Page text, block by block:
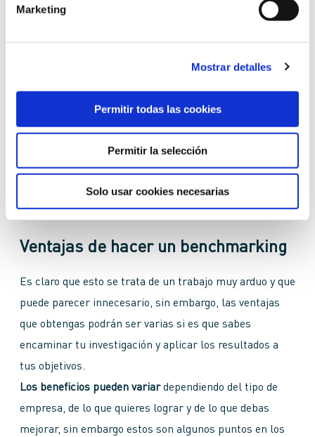
Marketing
Mostrar detalles
Permitir todas las cookies
Permitir la selección
Solo usar cookies necesarias
: de nada sirven los
obtenidos con los tuyos, identifica en dónde radican
las diferencias. Realiza todos los esquemas y
obra: es momento de aplicar todo lo aprendido.
Realiza un calendario que indique el inicio y el fin
cuáles son realizables en el corto, mediano y largo
plazo y aquellos que definitivamente no son viables.
Ventajas de hacer un benchmarking
Es claro que esto se trata de un trabajo muy arduo y que
puede parecer innecesario, sin embargo, las ventajas
que obtengas podrán ser varias si es que sabes
encaminar tu investigación y aplicar los resultados a
tus objetivos.
Los beneficios pueden variardependiendo del tipo de
empresa, de lo que quieres lograr y de lo que debas
mejorar, sin embargo estos son algunos puntos en los